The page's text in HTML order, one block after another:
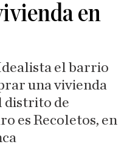
en
el barrio
una vivienda
distrito de
es Recoletos, en